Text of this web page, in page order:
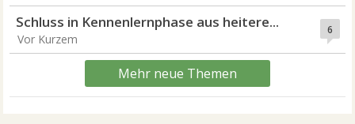
6
Schluss in Kennenlernphase aus heitere...
Vor Kurzem
Mehr neue Themen